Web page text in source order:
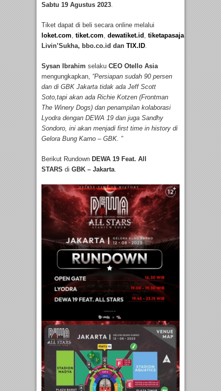
Sabtu 19 Agustus 2023
Tiket dapat di beli secara online melalui
loket.com tiket.com dewatiket.id tiketapasaja.com
Livin’Sukha, bbo.co.id dan TIX.ID
Sysan Ibrahim selaku CEO Otello Asia
mengungkapkan, “Persiapan sudah 90 persen
dan di GBK Jakarta tidak ada Jeff Scott
Soto,tapi akan ada Richie Kotzen (Frontman
The Winery Dogs) dan penampilan kolaborasi
Lyodra dengan DEWA 19 dan juga Sandhy
Sondoro, ini akan menjadi first time in history di
Gelora Bung Karno – GBK. ”
Berikut Rundown DEWA 19 Feat. All
STARS di GBK – Jakarta